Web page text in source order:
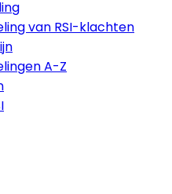
van RSI-klachten
A-Z